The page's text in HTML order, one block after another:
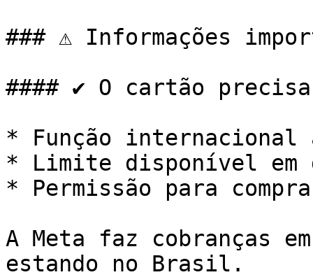
### ⚠️ Informações
#### ✔ O cartão
* Função internacional
* Limite disponível em
* Permissão para
A Meta faz cobranças
estando no Brasil.